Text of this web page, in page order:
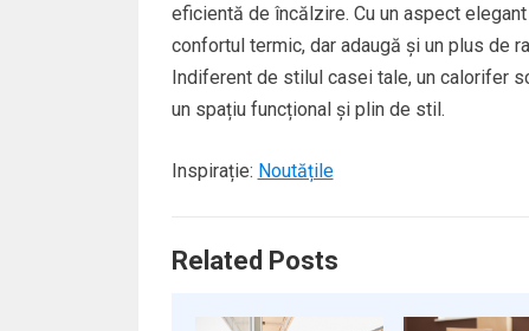
eficientă de încălzire. Cu un aspect
confortul termic, dar adaugă și un plus de
Indiferent de stilul casei tale, un calorifer
un spațiu funcțional și plin de stil.
Inspirație: Noutățile
Related Posts